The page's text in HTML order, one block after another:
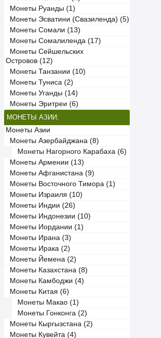
Монеты Руанды (1)
Монеты Эсватини (Свазиленда) (5)
Монеты Сомали (13)
Монеты Сомалиленда (17)
Монеты Сейшельских
Островов (12)
Монеты Танзании (10)
Монеты Туниса (2)
Монеты Уганды (14)
Монеты Эритреи (6)
МОНЕТЫ АЗИИ:
Монеты Азии
Монеты Азербайджана (8)
Монеты Нагорного Карабаха (6)
Монеты Армении (13)
Монеты Афганистана (9)
Монеты Восточного Тимора (1)
Монеты Израиля (10)
Монеты Индии (26)
Монеты Индонезии (10)
Монеты Иордании (1)
Монеты Ирана (3)
Монеты Ирака (2)
Монеты Йемена (2)
Монеты Казахстана (8)
Монеты Камбоджи (4)
Монеты Китая (6)
Монеты Макао (1)
Монеты Гонконга (2)
Монеты Кыргызстана (2)
Монеты Кувейта (4)